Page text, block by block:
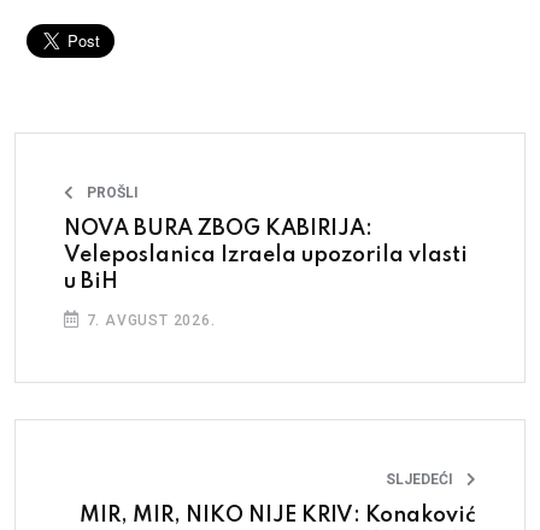
PROŠLI
NOVA BURA ZBOG KABIRIJA:
Veleposlanica Izraela upozorila vlasti
u BiH
7. AVGUST 2026.
SLJEDEĆI
MIR, MIR, NIKO NIJE KRIV: Konaković